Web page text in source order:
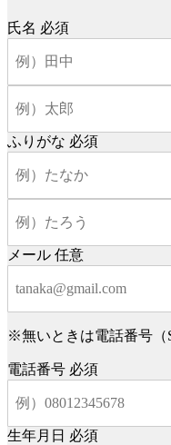
氏名 必須
ふりがな 必須
メール 任意
※無いときは電話番号（
電話番号 必須
生年月日 必須